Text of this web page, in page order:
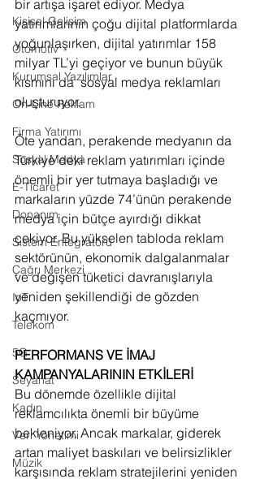
Kişisel Gelişim
Otomotiv
Kurumsal Yazılımlar
On-Line Reklam
Firma Yatırımı
Sosyal Medya
E-Ticaret
Donanım
Sistem Entegratörü
Çağrı Merkezi
IoT
Telekom
5G
Seyahat
Kadın
Veri Yönetimi
Müzik
bir artışa işaret ediyor. Medya
yatırımlarının çoğu dijital platformlarda
yoğunlaşırken, dijital yatırımlar 158
milyar TL’yi geçiyor ve bunun büyük
kısmını da  sosyal medya reklamları
oluşturuyor.
Öte yandan, perakende medyanın da
Türkiye'deki reklam yatırımları içinde
önemli bir yer tutmaya başladığı ve
markaların yüzde 74’ünün perakende
medya için bütçe ayırdığı dikkat
çekiyor. Bu yükselen tabloda reklam
sektörünün, ekonomik dalgalanmalar
ve değişen tüketici davranışlarıyla
yeniden şekillendiği de gözden
kaçmıyor.
PERFORMANS VE İMAJ
KAMPANYALARININ ETKİLERİ
Bu dönemde özellikle dijital
reklamcılıkta önemli bir büyüme
bekleniyor. Ancak markalar, giderek
artan maliyet baskıları ve belirsizlikler
karşısında reklam stratejilerini yeniden